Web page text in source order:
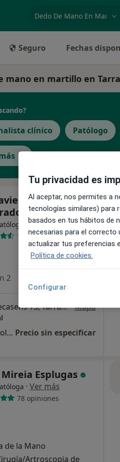
Seguro Fechas
mano en martillo en
clínico Patólogo
Aldecoa
·Ver más
19 opiniones
2
Avenida Josep Maria Recasens 13, Tarragona •Mapa
Primera visita Traumatología y Cirugía Ortopédica Precio sin especificar
Esplugas
· Ver más
78 opiniones
de la Mano
Artroscopia de
Tu privacidad es
Al aceptar, nos permites a
tecnologías similares)
basados en tus hábitos de
necesarias para el correcto
actualizar tus preferencias
Política de cookies.
Configurar